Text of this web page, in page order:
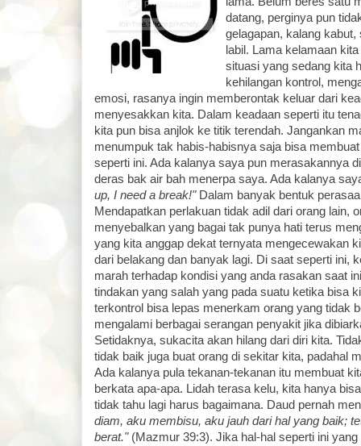
datang, perginya pun
gelagapan, kalang
labil. Lama kelamaan
situasi yang sedang kita
kehilangan kontrol,
emosi, rasanya ingin memberontak keluar dari
menyesakkan kita. Dalam keadaan seperti itu
kita pun bisa anjlok ke titik terendah. Jangankan
menumpuk tak habis-habisnya saja bisa
seperti ini. Ada kalanya saya pun merasakannya
deras bak air bah menerpa saya. Ada kalanya
up, I need a break!"Dalam banyak bentuk
Mendapatkan perlakuan tidak adil dari orang lain,
menyebalkan yang bagai tak punya hati terus
yang kita anggap dekat ternyata mengecewakan
dari belakang dan banyak lagi. Di saat seperti ini,
marah terhadap kondisi yang anda rasakan saat
tindakan yang salah yang pada suatu ketika bisa
terkontrol bisa lepas menerkam orang yang tidak
mengalami berbagai serangan penyakit jika
Setidaknya, sukacita akan hilang dari diri kita.
tidak baik juga buat orang di sekitar kita, padahal
Ada kalanya pula tekanan-tekanan itu membuat
berkata apa-apa. Lidah terasa kelu, kita hanya
tidak tahu lagi harus bagaimana. Daud pernah
diam, aku membisu, aku jauh dari hal yang baik;
berat."(Mazmur 39:3). Jika hal-hal seperti ini yang